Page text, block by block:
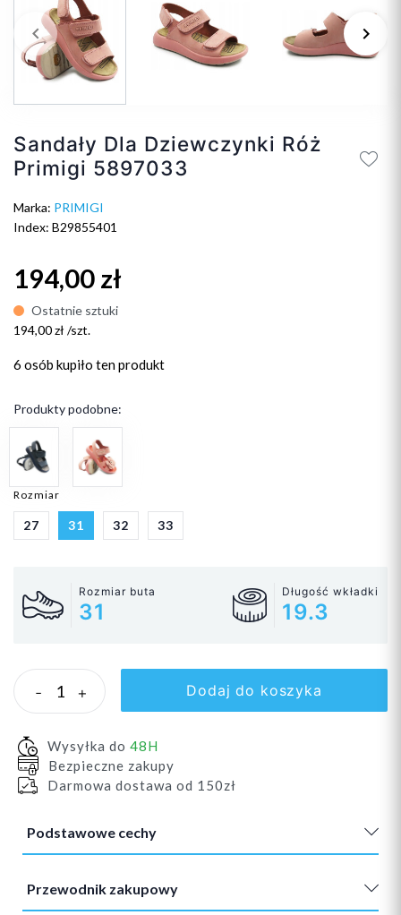
Poprzedni
keyboard_arrow_left keyboard_arrow_right
Sandały Dla Dziewczynki Róż
Primigi 5897033
Marka: PRIMIGI
Index: B29855401
194,00 zł
Ostatnie sztuki
194,00 zł /szt.
6 osób kupiło ten produkt
Produkty podobne:
Rozmiar
27 31 32 33
Rozmiar buta
31
Długość wkładki
19.3
- + Dodaj do koszyka
Wysyłka do 48H
Bezpieczne zakupy
Darmowa dostawa od 150zł
Podstawowe cechy
Przewodnik zakupowy